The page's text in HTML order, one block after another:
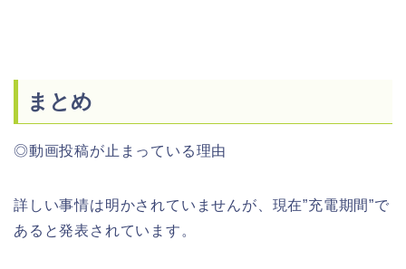
まとめ
◎動画投稿が止まっている理由
詳しい事情は明かされていませんが、現在”充電期間”で
あると発表されています。